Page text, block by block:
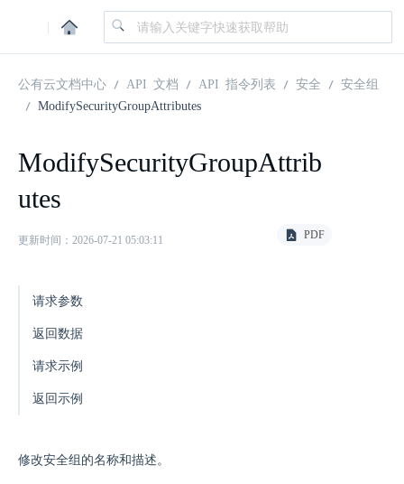
|
公有云文档中心 API 文档 API 指令列表 安全
安全组
ModifySecurityGroupAttributes
ModifySecurityGroupAttrib
utes
更新时间：2026-07-21 05:03:11 PDF
请求参数
返回数据
请求示例
返回示例
修改安全组的名称和描述。